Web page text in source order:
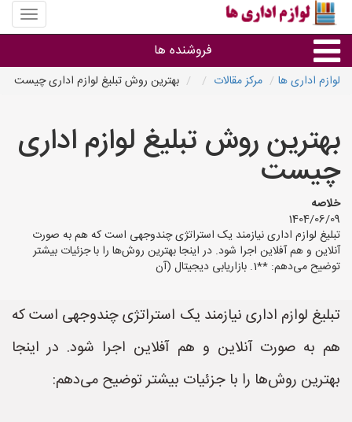
منوی
سایت
اداری
ها
فروشنده ها
استان ها
لوازم اداری ها مرکز مقالات بهترین روش تبلیغ لوازم اداری چیست
بهترین روش تبلیغ لوازم اداری
چیست
خلاصه
1404/06/09
تبلیغ لوازم اداری نیازمند یک استراتژی چندوجهی است که هم به صورت
آنلاین و هم آفلاین اجرا شود. در اینجا بهترین روش‌ها را با جزئیات بیشتر
توضیح می‌دهم: **1. بازاریابی دیجیتال (آن
تبلیغ لوازم اداری نیازمند یک استراتژی چندوجهی است که
هم به صورت آنلاین و هم آفلاین اجرا شود. در اینجا
بهترین روش‌ها را با جزئیات بیشتر توضیح می‌دهم: